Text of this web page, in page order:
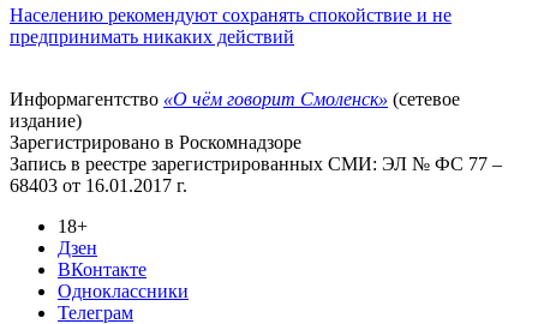
Населению рекомендуют сохранять спокойствие и не
предпринимать никаких действий
Информагентство «О чём говорит Смоленск» (сетевое
издание)
Зарегистрировано в Роскомнадзоре
Запись в реестре зарегистрированных СМИ: ЭЛ № ФС 77 –
68403 от 16.01.2017 г.
18+
Дзен
ВКонтакте
Одноклассники
Телеграм